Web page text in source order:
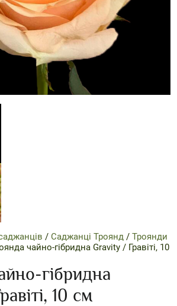
/Саджанці Троянд /Троянди
чайно-гібридна Gravity / Гравіті, 10
гібридна
10 см